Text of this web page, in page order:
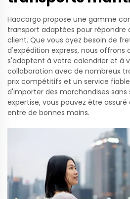
Haocargo propose une gamme
transport adaptées pour répondre
client. Que vous ayez besoin de
d'expédition express, nous offrons
s'adaptent à votre calendrier et à
collaboration avec de nombreux
prix compétitifs et un service
d'importer des marchandises sans
expertise, vous pouvez être
entre de bonnes mains.